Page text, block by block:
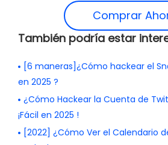
Comprar
También podría estar
[6 maneras]¿Cómo hackear el
en 2025 ?
¿Cómo Hackear la Cuenta de
¡Fácil en 2025 !
[2022] ¿Cómo Ver el Calendario